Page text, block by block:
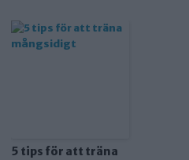
5 tips för att träna